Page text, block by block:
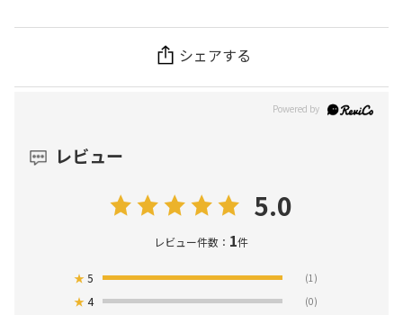
シェアする
レビュー
5.0
レビュー件数： 1件
★5 (1)
★4 (0)